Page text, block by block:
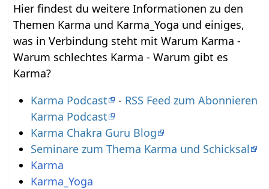
Hier findest du weitere Informationen zu den
Themen Karma und Karma_Yoga und einiges,
was in Verbindung steht mit Warum Karma -
Warum schlechtes Karma - Warum gibt es
Karma?
Karma Podcast
- RSS Feed zum Abonnieren
Karma Podcast
Karma Chakra Guru Blog
Seminare zum Thema Karma und Schicksal
Karma
Karma_Yoga